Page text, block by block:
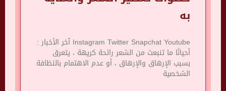
به
Instagram Twitter Snapchat Youtube آخر الأخبار :
أحيانًا ما تنبعث من الشعر رائحة كريهة ، يتعرق
بسبب الإرهاق والإرهاق ، أو عدم الاهتمام بالنظافة
الشخصية